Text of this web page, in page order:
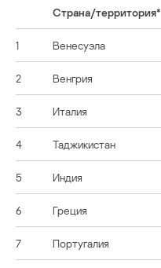
Страна/территория*
1 Венесуэла
2 Венгрия
3 Италия
4 Таджикистан
5 Индия
6 Греция
7 Португалия